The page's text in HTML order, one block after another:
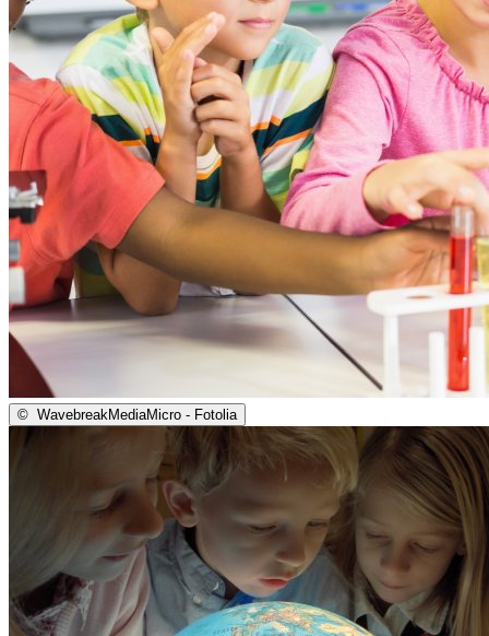
© WavebreakMediaMicro - Fotolia